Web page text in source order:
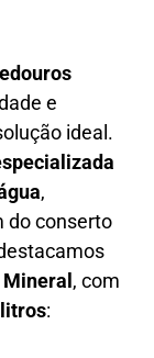
e
ideal.
,
do conserto
, com
: